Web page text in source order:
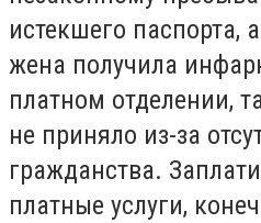
истекшего паспорта,
жена получила
платном отделении,
не приняло из-за
гражданства.
платные услуги,